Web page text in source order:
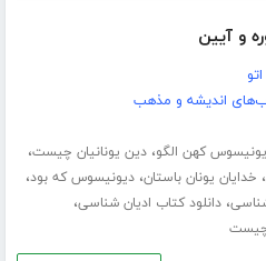
و آیین
اندیشه و مذهب
کهن الگو،دین یونانیان چیست،
، خدایان یونان باستان،دیونیسوس که بود،
،دانلود کتاب ادیان شناسی،